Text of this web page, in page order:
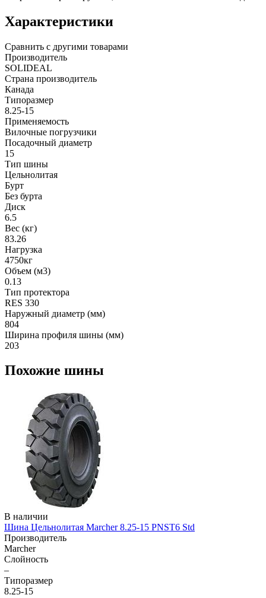
Характеристики
Сравнить с другими товарами
Производитель
SOLIDEAL
Страна производитель
Канада
Типоразмер
8.25-15
Применяемость
Вилочные погрузчики
Посадочный диаметр
15
Тип шины
Цельнолитая
Бурт
Без бурта
Диск
6.5
Вес (кг)
83.26
Нагрузка
4750кг
Объем (м3)
0.13
Тип протектора
RES 330
Наружный диаметр (мм)
804
Ширина профиля шины (мм)
203
Похожие шины
В наличии
Шина Цельнолитая Marcher 8.25-15 PNST6 Std
Производитель
Marcher
Слойность
–
Типоразмер
8.25-15